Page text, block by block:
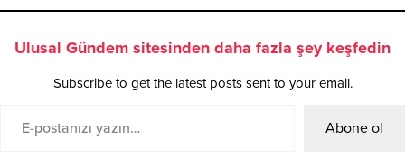
Ulusal Gündem sitesinden daha fazla şey keşfedin
Subscribe to get the latest posts sent to your email.
Abone ol